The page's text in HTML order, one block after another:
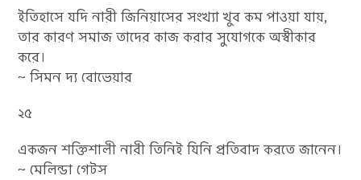
ইতিহাসে যদি নারী জিনিয়াসের সংখ্যা খুব কম পাওয়া যায়,
তার কারণ সমাজ তাদের কাজ করার সুযোগকে অস্বীকার
করে।
~ সিমন দ্য বোভেয়ার
২৫
একজন শক্তিশালী নারী তিনিই যিনি প্রতিবাদ করতে জানেন।
~ মেলিন্ডা গেটস